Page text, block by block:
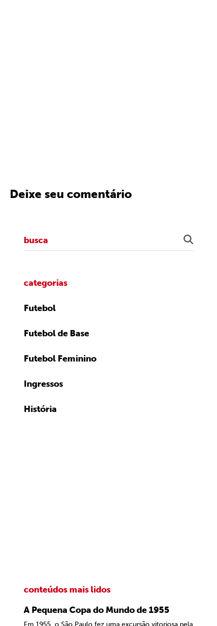
Deixe seu comentário
categorias
Futebol
Futebol de Base
Futebol Feminino
Ingressos
História
conteúdos mais lidos
A Pequena Copa do Mundo de 1955
Em 1955, o São Paulo fez uma excursão vitoriosa pela